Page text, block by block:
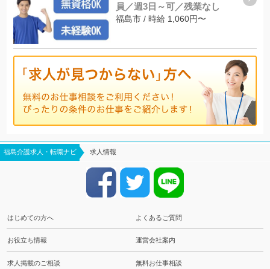
員／週3日～可／残業なし
福島市 / 時給 1,060円〜
福島介護求人・転職ナビ 求人情報
はじめての方へ よくあるご質問
お役立ち情報 運営会社案内
求人掲載のご相談 無料お仕事相談